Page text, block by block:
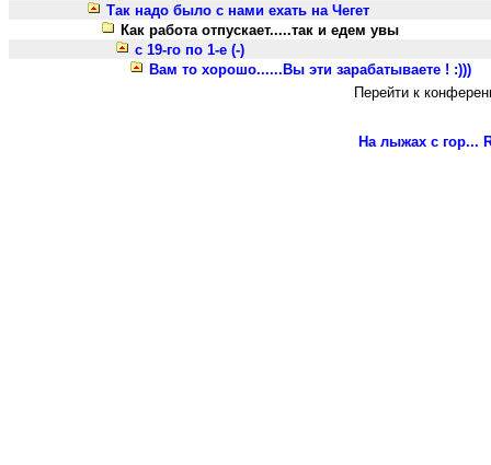
Так надо было с нами ехать на Чегет
Как работа отпускает.....так и едем увы
с 19-го по 1-е (-)
Вам то хорошо......Вы эти зарабатываете ! :)))
Перейти к
На лыжах с гор...